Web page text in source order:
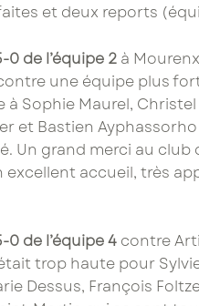
et deux reports
0 de l’équipe 2à
une équipe plus
à Sophie Maurel,
et Bastien Ayphassorho
Un grand merci au club
excellent accueil, très
0 de l’équipe 4contre
trop haute pour
Dessus, François